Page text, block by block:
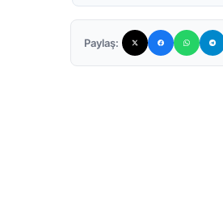
Paylaş: